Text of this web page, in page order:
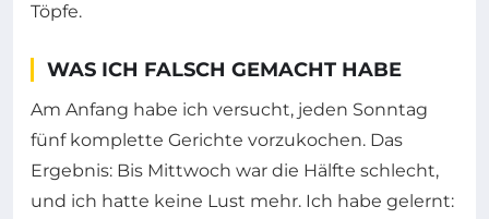
Töpfe.
WAS ICH FALSCH GEMACHT HABE
Am Anfang habe ich versucht, jeden Sonntag
fünf komplette Gerichte vorzukochen. Das
Ergebnis: Bis Mittwoch war die Hälfte schlecht,
und ich hatte keine Lust mehr. Ich habe gelernt: